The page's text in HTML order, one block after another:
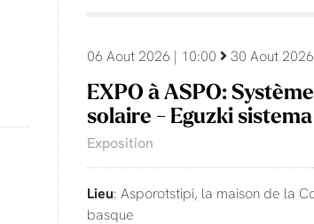
06 Aout 2026 | 10:00 30 Aout
EXPO à ASPO: Système
solaire - Eguzki sistema
Exposition
Lieu: Asporotstipi, la maison de la
basque